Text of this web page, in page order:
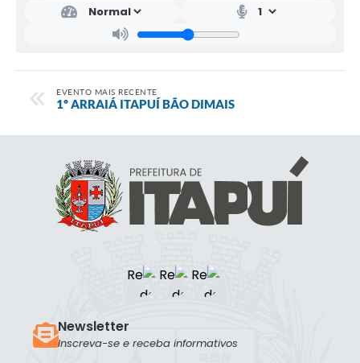
EVENTO MAIS RECENTE
1º ARRAIÁ ITAPUÍ BÃO DIMAIS
Newsletter
Inscreva-se e receba informativos